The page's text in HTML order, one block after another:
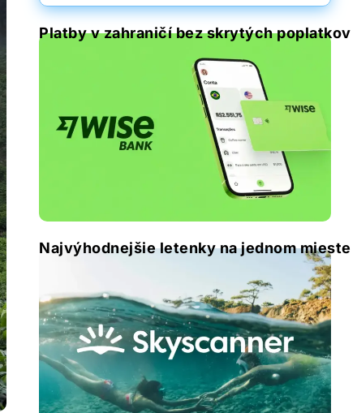
Platby v zahraničí bez skrytých poplatkov
Najvýhodnejšie letenky na jednom mieste